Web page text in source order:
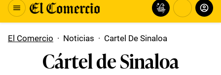
El Comercio · Noticias · Cartel De Sinaloa
Cártel de Sinaloa